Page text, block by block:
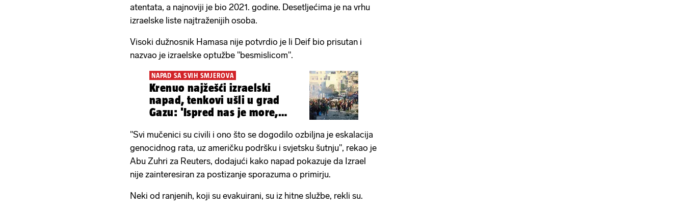
atentata, a najnoviji je bio 2021. godine. Desetljećima je na vrhu
izraelske liste najtraženijih osoba.
Visoki dužnosnik Hamasa nije potvrdio je li Deif bio prisutan i
nazvao je izraelske optužbe "besmislicom".
NAPAD SA SVIH SMJEROVA
Krenuo najžešći izraelski
napad, tenkovi ušli u grad
Gazu: 'Ispred nas je more,
"Svi mučenici su civili i ono što se dogodilo ozbiljna je eskalacija
genocidnog rata, uz američku podršku i svjetsku šutnju", rekao je
Abu Zuhri za Reuters, dodajući kako napad pokazuje da Izrael
nije zainteresiran za postizanje sporazuma o primirju.
Neki od ranjenih, koji su evakuirani, su iz hitne službe, rekli su.